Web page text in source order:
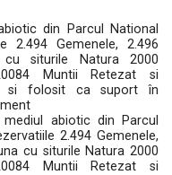
din Parcul National
2.494 Gemenele, 2.496
cu siturile Natura 2000
Muntii Retezat si
si folosit ca suport în
abiotic din Parcul
2.494 Gemenele,
cu siturile Natura 2000
Muntii Retezat si